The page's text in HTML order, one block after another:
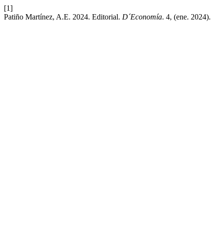
[1]
Patiño Martínez, A.E. 2024. Editorial. D´Economía. 4, (ene. 2024).